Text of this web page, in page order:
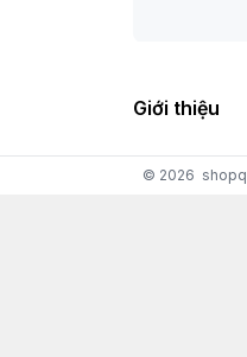
Giới thiệu
© 2026